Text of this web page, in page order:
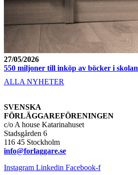
27/05/2026
550 miljoner till inköp av böcker i skolan
ALLA NYHETER
SVENSKA
FÖRLÄGGAREFÖRENINGEN
c/o A house Katarinahuset
Stadsgården 6
116 45 Stockholm
info@forlaggare.se
Instagram Linkedin Facebook-f